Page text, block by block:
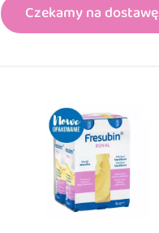
Czekamy na dostawę